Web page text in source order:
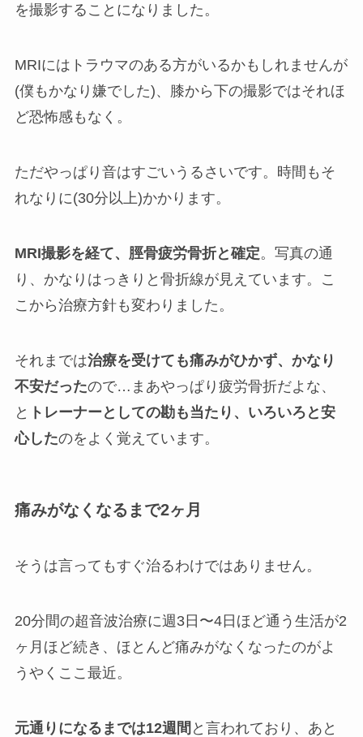
を撮影することになりました。
MRIにはトラウマのある方がいるかもしれませんが
(僕もかなり嫌でした)、膝から下の撮影ではそれほ
ど恐怖感もなく。
ただやっぱり音はすごいうるさいです。時間もそ
れなりに(30分以上)かかります。
MRI撮影を経て、脛骨疲労骨折と確定。写真の通
り、かなりはっきりと骨折線が見えています。こ
こから治療方針も変わりました。
それまでは治療を受けても痛みがひかず、かなり
不安だったので…まあやっぱり疲労骨折だよな、
と トレーナーとしての勘も当たり、いろいろと安
心したのをよく覚えています。
痛みがなくなるまで2ヶ月
そうは言ってもすぐ治るわけではありません。
20分間の超音波治療に週3日〜4日ほど通う生活が2
ヶ月ほど続き、ほとんど痛みがなくなったのがよ
うやくここ最近。
元通りになるまでは12週間 と言われており、あと